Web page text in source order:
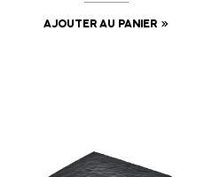
AJOUTER AU PANIER